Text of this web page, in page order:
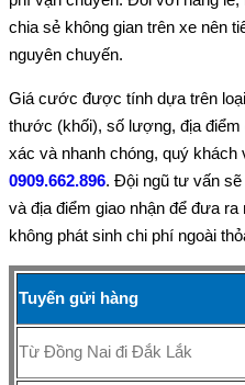
chia sẻ không gian trên xe nên
nguyên chuyến.
Giá cước được tính dựa trên
thước (khối), số lượng, địa điểm
xác và nhanh chóng, quý khách
0909.662.896. Đội ngũ tư vấn
và địa điểm giao nhận để đưa
không phát sinh chi phí ngoài
Tuyến gửi hàng
Từ Đồng Nai đi Đắk Lắk